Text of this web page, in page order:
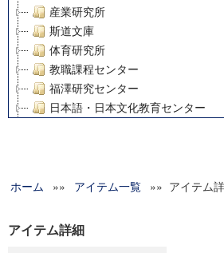
産業研究所
斯道文庫
体育研究所
教職課程センター
福澤研究センター
日本語・日本文化教育センター
グローバルリサーチインスティテ
科学研究費補助金研究成果報告書
ホーム »» アイテム一覧 »» アイテム
アイテム詳細